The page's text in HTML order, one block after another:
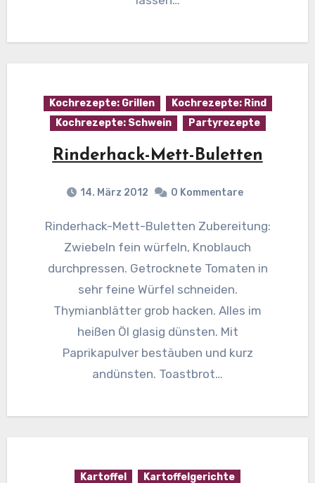
Kochrezepte: Grillen
Kochrezepte: Rind
Kochrezepte: Schwein
Partyrezepte
Rinderhack-Mett-Buletten
14. März 2012 0 Kommentare
Rinderhack-Mett-Buletten Zubereitung:
Zwiebeln fein würfeln, Knoblauch
durchpressen. Getrocknete Tomaten in
sehr feine Würfel schneiden.
Thymianblätter grob hacken. Alles im
heißen Öl glasig dünsten. Mit
Paprikapulver bestäuben und kurz
andünsten. Toastbrot…
Kartoffel
Kartoffelgerichte